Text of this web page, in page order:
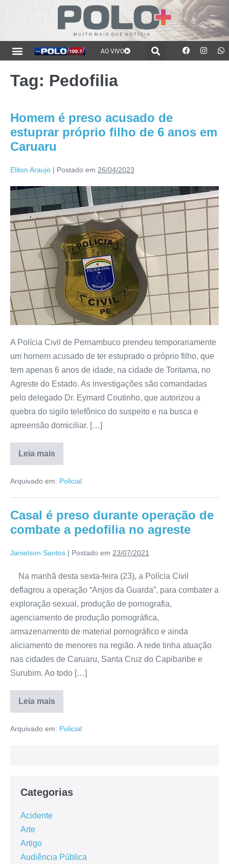
AO VIVO
Tag: Pedofilia
Homem é preso acusado de
estuprar próprio filho de 6 anos em
Caruaru
Eliton Araujo | Postado em 26/04/2023
A Polícia Civil de Pernambuco prendeu temporariamente
um homem acusado de ter estuprado o próprio filho, que
tem apenas 6 anos de idade, na cidade de Toritama, no
Agreste do Estado. As investigações são comandadas
pelo delegado Dr. Eymard Coutinho, que autorizou a
quebra do sigilo telefônico do suspeito e na busca e
apreensão domiciliar. […]
Leia mais
Arquivado em: Policial
Casal é preso durante operação de
combate a pedofilia no agreste
Janielson Santos | Postado em 23/07/2021
Na manhã desta sexta-feira (23), a Polícia Civil
deflagrou a operação “Anjos da Guarda”, para combater a
exploração sexual, produção de pornografia,
agenciamento de produção pornográfica,
armazenamento de material pornográfico e ainda
aliciamento de menores na região. A rede tinha atuação
nas cidades de Caruaru, Santa Cruz do Capibaribe e
Surubim. Ao todo […]
Leia mais
Arquivado em: Policial
Categorias
Acidente
Arte
Artigo
Audiência Pública